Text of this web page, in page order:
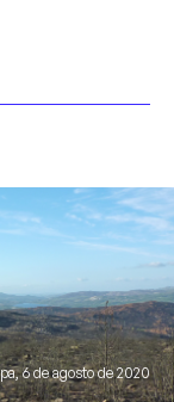
6 de agosto de 2020